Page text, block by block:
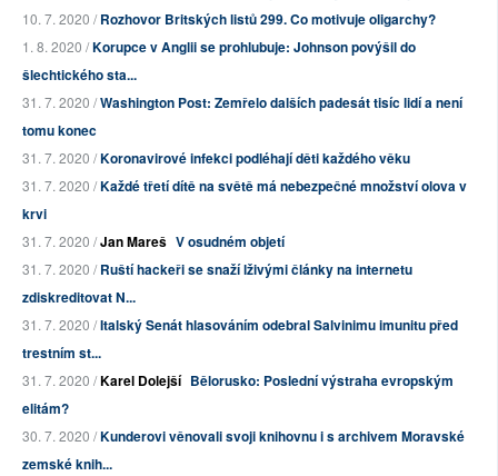
10. 7. 2020 /Rozhovor Britských listů 299. Co motivuje oligarchy?
1. 8. 2020 /Korupce v Anglii se prohlubuje: Johnson povýšil do
šlechtického sta...
31. 7. 2020 /Washington Post: Zemřelo dalších padesát tisíc lidí a není
tomu konec
31. 7. 2020 /Koronavirové infekci podléhají děti každého věku
31. 7. 2020 /Každé třetí dítě na světě má nebezpečné množství olova v
krvi
31. 7. 2020 /Jan Mareš V osudném objetí
31. 7. 2020 /Ruští hackeři se snaží lživými články na internetu
zdiskreditovat N...
31. 7. 2020 /Italský Senát hlasováním odebral Salvinimu imunitu před
trestním st...
31. 7. 2020 /Karel Dolejší Bělorusko: Poslední výstraha evropským
elitám?
30. 7. 2020 /Kunderovi věnovali svoji knihovnu i s archivem Moravské
zemské knih...